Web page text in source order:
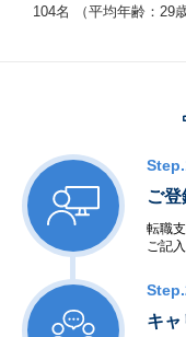
104名 （平均年齢：29歳
ご登
転職
ご記
キ